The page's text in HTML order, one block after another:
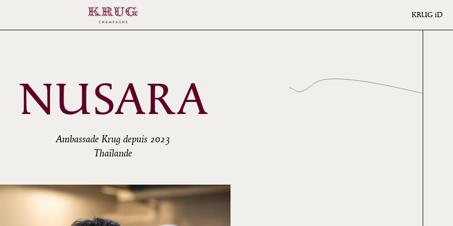
KRUG iD
NUSARA
Ambassade Krug depuis 2023
Thaïlande